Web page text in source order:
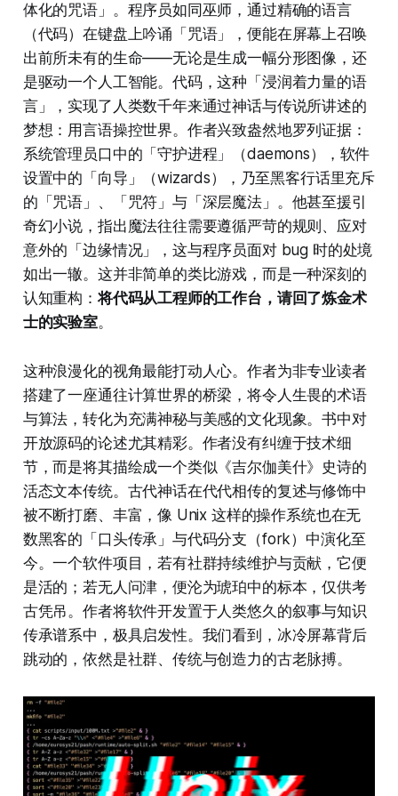
体化的咒语」。程序员如同巫师，通过精确的语言
（代码）在键盘上吟诵「咒语」，便能在屏幕上召唤
出前所未有的生命——无论是生成一幅分形图像，还
是驱动一个人工智能。代码，这种「浸润着力量的语
言」，实现了人类数千年来通过神话与传说所讲述的
梦想：用言语操控世界。作者兴致盎然地罗列证据：
系统管理员口中的「守护进程」（daemons），软件
设置中的「向导」（wizards），乃至黑客行话里充斥
的「咒语」、「咒符」与「深层魔法」。他甚至援引
奇幻小说，指出魔法往往需要遵循严苛的规则、应对
意外的「边缘情况」，这与程序员面对 bug 时的处境
如出一辙。这并非简单的类比游戏，而是一种深刻的
认知重构：将代码从工程师的工作台，请回了炼金术
士的实验室。
这种浪漫化的视角最能打动人心。作者为非专业读者
搭建了一座通往计算世界的桥梁，将令人生畏的术语
与算法，转化为充满神秘与美感的文化现象。书中对
开放源码的论述尤其精彩。作者没有纠缠于技术细
节，而是将其描绘成一个类似《吉尔伽美什》史诗的
活态文本传统。古代神话在代代相传的复述与修饰中
被不断打磨、丰富，像 Unix 这样的操作系统也在无
数黑客的「口头传承」与代码分支（fork）中演化至
今。一个软件项目，若有社群持续维护与贡献，它便
是活的；若无人问津，便沦为琥珀中的标本，仅供考
古凭吊。作者将软件开发置于人类悠久的叙事与知识
传承谱系中，极具启发性。我们看到，冰冷屏幕背后
跳动的，依然是社群、传统与创造力的古老脉搏。